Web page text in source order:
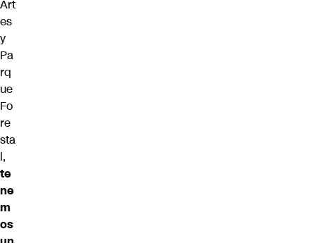
Art
es
y
Pa
rq
ue
Fo
re
sta
l,
te
ne
m
os